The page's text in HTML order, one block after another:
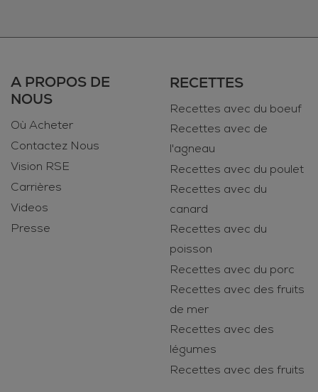
A PROPOS DE
NOUS
Où Acheter
Contactez Nous
Vision RSE
Carrières
Videos
Presse
RECETTES
Recettes avec du boeuf
Recettes avec de
l'agneau
Recettes avec du poulet
Recettes avec du
canard
Recettes avec du
poisson
Recettes avec du porc
Recettes avec des fruits
de mer
Recettes avec des
légumes
Recettes avec des fruits